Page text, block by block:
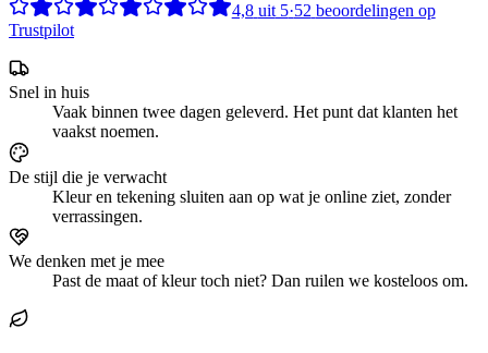
4,8 uit5·52 beoordelingen op
Trustpilot
Snel in huis
Vaak binnen twee dagen geleverd. Het punt dat klanten het
vaakst noemen.
De stijl die je verwacht
Kleur en tekening sluiten aan op wat je online ziet, zonder
verrassingen.
We denken met je mee
Past de maat of kleur toch niet? Dan ruilen we kosteloos om.